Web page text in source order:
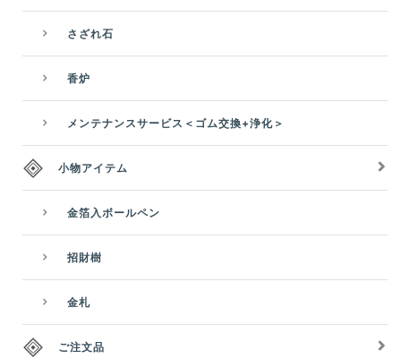
さざれ石
香炉
メンテナンスサービス＜ゴム交換+浄化＞
小物アイテム
金箔入ボールペン
招財樹
金札
ご注文品